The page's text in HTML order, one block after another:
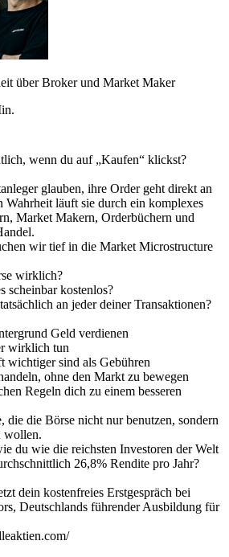
über Broker und Market Maker
wenn du auf „Kaufen“ klickst?
glauben, ihre Order geht direkt an
Wahrheit läuft sie durch ein komplexes
Market Makern, Orderbüchern und
wir tief in die Market Microstructure
wirklich?
scheinbar kostenlos?
an jeder deiner Transaktionen?
Geld verdienen
wirklich tun
wichtiger sind als Gebühren
ohne den Markt zu bewegen
Regeln dich zu einem besseren
die die Börse nicht nur benutzen, sondern
wollen.
du wie die reichsten Investoren der Welt
26,8% Rendite pro Jahr?
dein kostenfreies Erstgespräch bei
Deutschlands führender Ausbildung für